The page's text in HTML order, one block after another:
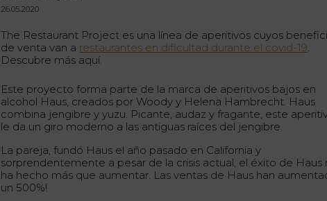
26.05.2020
The Restaurant Project es una línea de aperitivos cuyos
de venta van a restaurantes en dificultad durante el covid-19
Descubre más aquí.
Este proyecto forma parte de la marca de aperitivos bajos en
alcohol Haus, creados por Woody y Helena Hambrecht. Haus
combina jengibre y yuzu. Picante, audaz y fragante, este
le da un giro moderno a las antiguas raíces del jengibre.
La pareja, fundó Haus el año pasado en California y
sorprendentemente a pesar de la crisis actual, el éxito de Haus
ha hecho más que aumentar. Las ventas de Haus han
un 500%!